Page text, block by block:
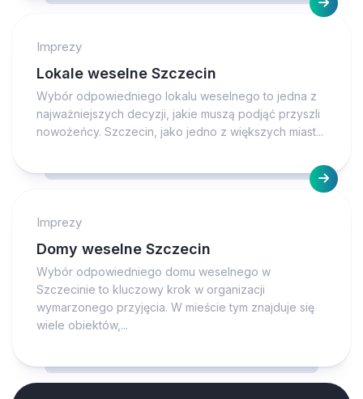
Imprezy
Lokale weselne Szczecin
Wybór odpowiedniego lokalu weselnego to jedna z
najważniejszych decyzji, jakie muszą podjąć przyszli
nowożeńcy. Szczecin, jako jedno z większych miast...
Imprezy
Domy weselne Szczecin
Wybór odpowiedniego domu weselnego w
Szczecinie to kluczowy krok w organizacji
wymarzonego przyjęcia. W mieście tym znajduje się
wiele obiektów,...